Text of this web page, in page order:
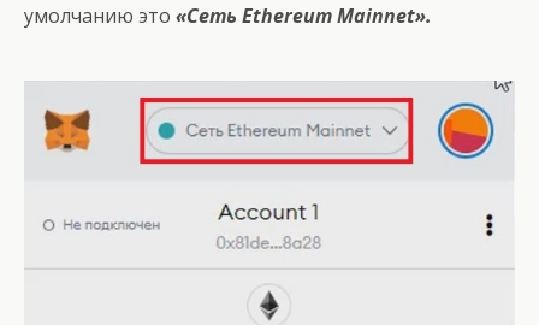
умолчанию это «Сеть Ethereum Mainnet».